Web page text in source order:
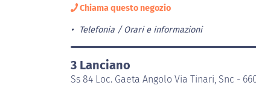
Chiama questo negozio
Telefonia Orari e informazioni
3 Lanciano
Ss 84 Loc. Gaeta Angolo Via Tinari, Snc -